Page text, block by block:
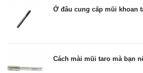
Ở đâu cung cấp mũi khoan
Cách mài mũi taro mà bạn